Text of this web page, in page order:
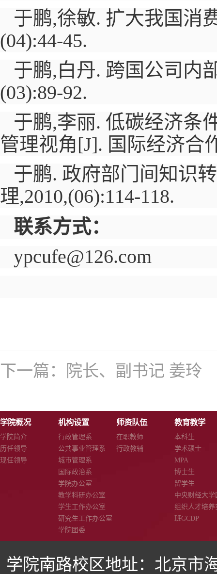
于鹏,徐敏. 扩大我国消
(04):44-45.
于鹏,白丹. 跨国公司内
(03):89-92.
于鹏,李丽. 低碳经济
管理视角[J]. 国际经济合
于鹏. 政府部门间知识
理,2010,(06):114-118.
联系方式：
ypcufe@126.com
下一篇： 院长、副书记 姜玲
学院概况
学院简介
历任领导
现任领导
机构设置
行政管理系
公共事业管理系
城市管理系
国际政治系
学院办公室
教学科研办公室
学生工作办公室
研究生工作办公室
学院团委
师资队伍
在职教师
行政教辅
教育教学
本科生
学术硕士
MPA
博士生
留学生
中央财经大学
组织人才培养
班GCDP
学院南路校区地址：北京市